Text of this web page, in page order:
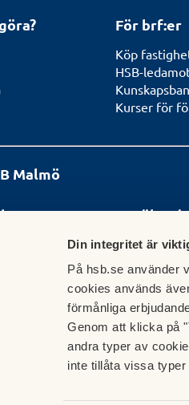
Din integritet är
På hsb.se använder
cookies används
förmånliga
Genom att klicka på
andra typer av
inte tillåta vissa
För brf:er
Köp
HSB-
Kurser för
Malmö
kl. 10-12 och
och
före röd dag och
vi klockan
kan
Turning Torso
Vi har ingen
spontana
tid för ditt